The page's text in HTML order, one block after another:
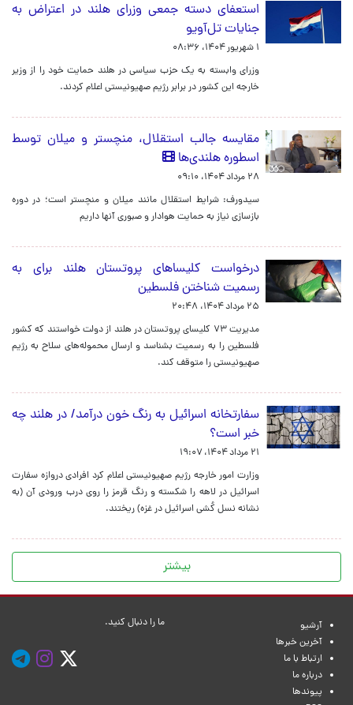
استعفای دسته جمعی وزرای هلند در اعتراض به
جنایات تل‌آویو
۱ شهریور ۱۴۰۴، ۰۸:۳۶
وزرای وابسته به یک حزب سیاسی در هلند حمایت خود را از وزیر
خارجه این کشور در برابر رژیم صهیونیستی اعلام کردند.
مقایسه جالب استقلال، منچستر و میلان توسط
اسطوره هلندی‌ها
۲۸ مرداد ۱۴۰۴، ۰۹:۱۰
سیدورف: شرایط استقلال مانند میلان و منچستر است؛ در دوره
بازسازی نیاز به حمایت هوادار و صبوری آنها داریم
درخواست کلیساهای پروتستان هلند برای به
رسمیت شناختن فلسطین
۲۵ مرداد ۱۴۰۴، ۲۰:۴۸
مدیریت ۷۳ کلیسای پروتستان در هلند از دولت خواستند که کشور
فلسطین را به رسمیت بشناسد و ارسال محموله‌های سلاح به رژیم
صهیونیستی را متوقف کند.
سفارتخانه اسرائیل به رنگ خون درآمد/ در هلند چه
خبر است؟
۲۱ مرداد ۱۴۰۴، ۱۹:۰۷
وزارت امور خارجه رژیم صهیونیستی اعلام کرد افرادی دروازه سفارت
اسرائیل در لاهه را شکسته و رنگ قرمز را روی درب ورودی آن (به
نشانه نسل کُشی اسرائیل در غزه) ریختند.
بیشتر
آرشیو
آخرین خبرها
ارتباط با ما
درباره ما
پیوندها
ما را دنبال کنید.